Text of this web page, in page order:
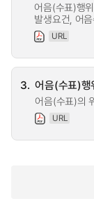
어음(수표)행
발생요건, 어
URL
3. 어음(수표)행
어음(수표)의
URL